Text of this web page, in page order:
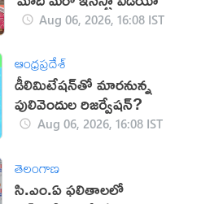
Aug 06, 2026, 16:08 IST
ఆంధ్రప్రదేశ్
డీలిమిటేషన్‌తో మారనున్న
పులివెందుల రిజర్వేషన్?
Aug 06, 2026, 16:08 IST
తెలంగాణ
సి.ఎం.ఏ ఫలితాలలో